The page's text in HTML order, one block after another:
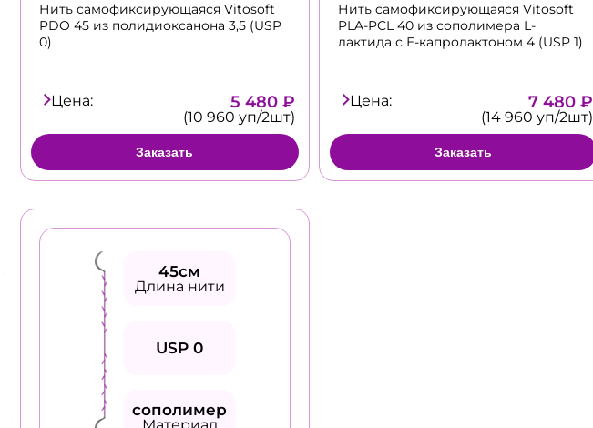
Нить cамофиксирующаяся Vitosoft
PDO 45 из полидиоксанона 3,5 (USP
0)
Цена: 5 480 ₽
(10 960 уп/2шт)
Заказать
Нить cамофиксирующаяся Vitosoft
PLA-PCL 40 из сополимера L-
лактида с Е-капролактоном 4 (USP 1)
Цена: 7 480 ₽
(14 960 уп/2шт)
Заказать
45см
Длина нити
USP 0
сополимер
Материал